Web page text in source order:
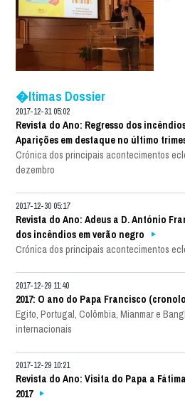
�ltimas Dossier
2017-12-31 05:02
Revista do Ano: Regresso dos
Aparições em destaque no último
Crónica dos principais acontecimentos
dezembro
2017-12-30 05:17
Revista do Ano: Adeus a D. António
dos incêndios em verão negro
Crónica dos principais acontecimentos
2017-12-29 11:40
2017: O ano do Papa Francisco
Egito, Portugal, Colômbia, Mianmar e
internacionais
2017-12-29 10:21
Revista do Ano: Visita do Papa a
2017